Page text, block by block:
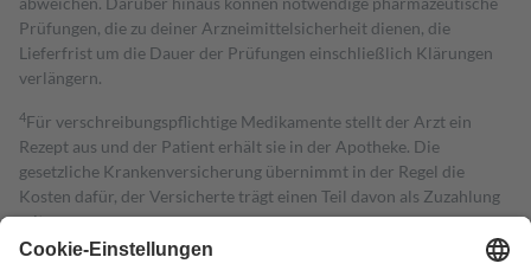
Prüfungen, die zu deiner Arzneimittelsicherheit dienen, die
Lieferfrist um die Dauer der Prüfungen einschließlich Klärungen
verlängern.
4Für verschreibungspflichtige Medikamente stellt der Arzt ein
Rezept aus und der Patient erhält sie in der Apotheke. Die
gesetzliche Krankenversicherung übernimmt in der Regel die
Kosten dafür, der Versicherte trägt einen Teil davon als Zuzahlung
mit.
Grundsätzlich leisten Mitglieder Zuzahlungen in Höhe von zehn